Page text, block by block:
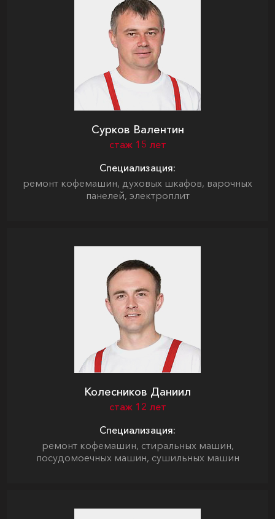
Сурков Валентин
стаж 15 лет
Специализация:
ремонт кофемашин, духовых шкафов, варочных
панелей, электроплит
Колесников Даниил
стаж 12 лет
Специализация:
ремонт кофемашин, стиральных машин,
посудомоечных машин, сушильных машин